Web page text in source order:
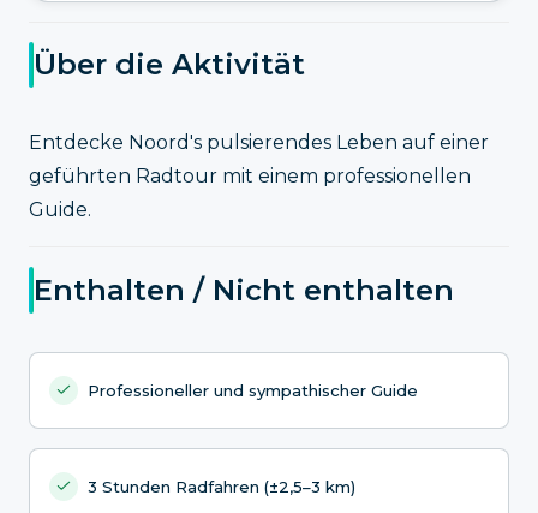
Über die Aktivität
Entdecke Noord's pulsierendes Leben auf einer
geführten Radtour mit einem professionellen
Guide.
Enthalten / Nicht enthalten
Professioneller und sympathischer Guide
3 Stunden Radfahren (±2,5–3 km)